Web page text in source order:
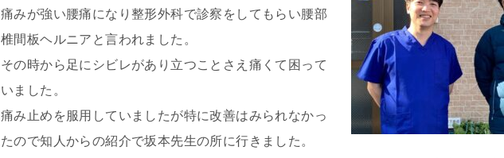
痛みが強い腰痛になり整形外科で診察をしてもらい腰部
椎間板ヘルニアと言われました。
その時から足にシビレがあり立つことさえ痛くて困って
いました。
痛み止めを服用していましたが特に改善はみられなかっ
たので知人からの紹介で坂本先生の所に行きました。